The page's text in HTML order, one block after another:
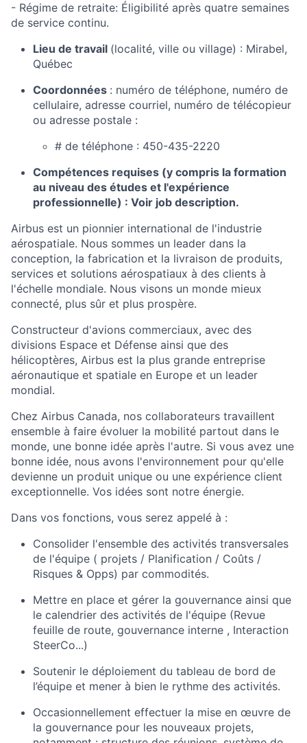
- Régime de retraite: Éligibilité après quatre semaines
de service continu.
Lieu de travail (localité, ville ou village) : Mirabel,
Québec
Coordonnées : numéro de téléphone, numéro de
cellulaire, adresse courriel, numéro de télécopieur
ou adresse postale :
# de téléphone : 450-435-2220
Compétences requises (y compris la formation
au niveau des études et l'expérience
professionnelle) : Voir job description.
Airbus est un pionnier international de l'industrie
aérospatiale. Nous sommes un leader dans la
conception, la fabrication et la livraison de produits,
services et solutions aérospatiaux à des clients à
l'échelle mondiale. Nous visons un monde mieux
connecté, plus sûr et plus prospère.
Constructeur d'avions commerciaux, avec des
divisions Espace et Défense ainsi que des
hélicoptères, Airbus est la plus grande entreprise
aéronautique et spatiale en Europe et un leader
mondial.
Chez Airbus Canada, nos collaborateurs travaillent
ensemble à faire évoluer la mobilité partout dans le
monde, une bonne idée après l'autre. Si vous avez une
bonne idée, nous avons l'environnement pour qu'elle
devienne un produit unique ou une expérience client
exceptionnelle. Vos idées sont notre énergie.
Dans vos fonctions, vous serez appelé à :
Consolider l'ensemble des activités transversales
de l'équipe ( projets / Planification / Coûts /
Risques & Opps) par commodités.
Mettre en place et gérer la gouvernance ainsi que
le calendrier des activités de l'équipe (Revue
feuille de route, gouvernance interne , Interaction
SteerCo...)
Soutenir le déploiement du tableau de bord de
l’équipe et mener à bien le rythme des activités.
Occasionnellement effectuer la mise en œuvre de
la gouvernance pour les nouveaux projets,